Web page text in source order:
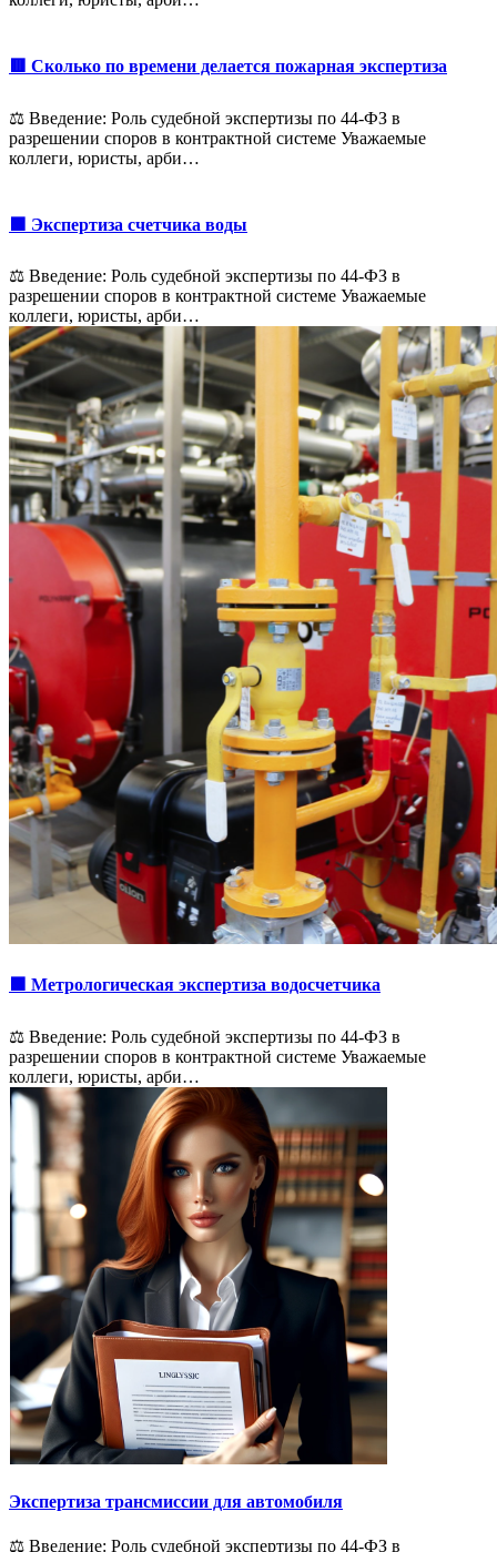
🟥 Сколько по времени делается пожарная экспертиза
⚖️ Введение: Роль судебной экспертизы по 44-ФЗ в
разрешении споров в контрактной системе Уважаемые
коллеги, юристы, арби…
🟩 Экспертиза счетчика воды
⚖️ Введение: Роль судебной экспертизы по 44-ФЗ в
разрешении споров в контрактной системе Уважаемые
коллеги, юристы, арби…
🟩 Метрологическая экспертиза водосчетчика
⚖️ Введение: Роль судебной экспертизы по 44-ФЗ в
разрешении споров в контрактной системе Уважаемые
коллеги, юристы, арби…
Экспертиза трансмиссии для автомобиля
⚖️ Введение: Роль судебной экспертизы по 44-ФЗ в